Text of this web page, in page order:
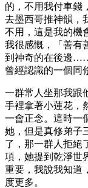
的，不用我付車
去墨西哥推神韻，
不用，這是我的機
我很感慨，「善有
到神奇的在後邊
曾經認識的一個同
一群常人坐那我跟
手裡拿著小蓮花，
一會正念。這時一
她，但是真修弟子
了，那一群人拒絕
項，她提到乾淨世
重要，我說我知道
度更多。